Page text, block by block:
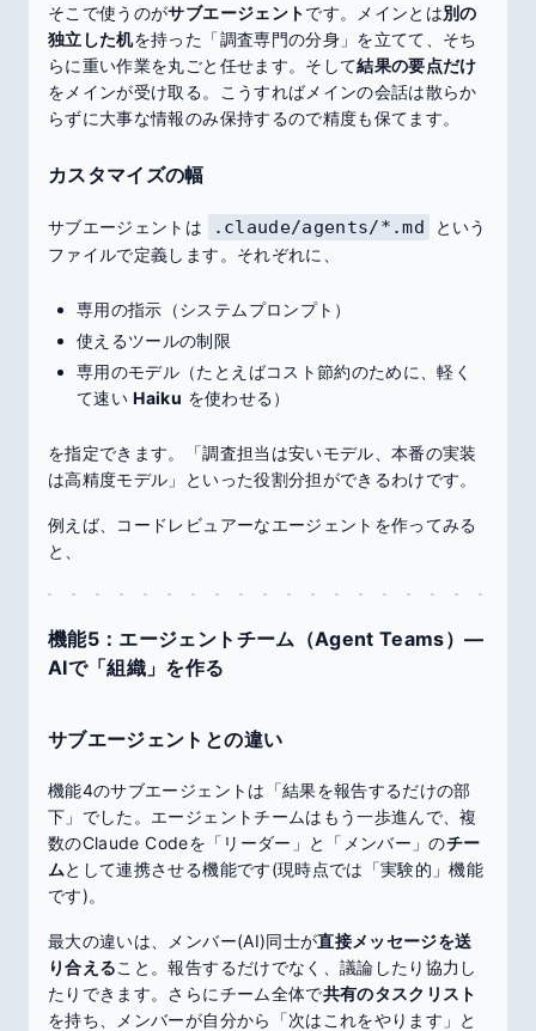
そこで使うのがサブエージェントです。メインとは別の
独立した机を持った「調査専門の分身」を立てて、そち
らに重い作業を丸ごと任せます。そして結果の要点だけ
をメインが受け取る。こうすればメインの会話は散らか
らずに大事な情報のみ保持するので精度も保てます。
カスタマイズの幅
サブエージェントは .claude/agents/*.md
という
ファイルで定義します。それぞれに、
専用の指示（システムプロンプト）
使えるツールの制限
専用のモデル（たとえばコスト節約のために、軽く
て速いHaiku を使わせる）
を指定できます。「調査担当は安いモデル、本番の実装
は高精度モデル」といった役割分担ができるわけです。
例えば、コードレビュアーなエージェントを作ってみる
と、
機能5：エージェントチーム（Agent Teams）―
AIで「組織」を作る
サブエージェントとの違い
機能4のサブエージェントは「結果を報告するだけの部
下」でした。エージェントチームはもう一歩進んで、複
数のClaude Codeを「リーダー」と「メンバー」のチー
ムとして連携させる機能です(現時点では「実験的」機能
です)。
最大の違いは、メンバー(AI)同士が直接メッセージを送
り合えること。報告するだけでなく、議論したり協力し
たりできます。さらにチーム全体で共有のタスクリスト
を持ち、メンバーが自分から「次はこれをやります」と